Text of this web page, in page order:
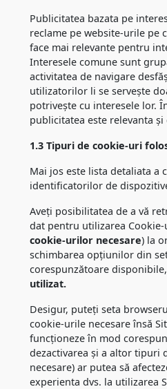
Publicitatea bazata pe
reclame pe website-urile pe
face mai relevante pentru
Interesele comune sunt
activitatea de navigare
utilizatorilor li se servește
potrivește cu interesele lor.
publicitatea este relevanta
1.3 Tipuri de cookie-uri
Mai jos este lista detaliata a
identificatorilor de
Aveți posibilitatea de a vă
dat pentru utilizarea
cookie-urilor necesare) la
schimbarea opțiunilor din
corespunzătoare disponibile,
utilizat.
Desigur, puteți seta
cookie-urile necesare însă
funcționeze în mod
dezactivarea și a altor tipuri
necesare) ar putea să
experienta dvs. la utilizarea